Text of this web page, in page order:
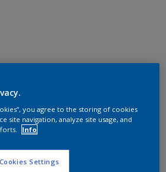
you agree to the storing of cookies
site navigation, analyze site usage, and
Info
Cookies Settings